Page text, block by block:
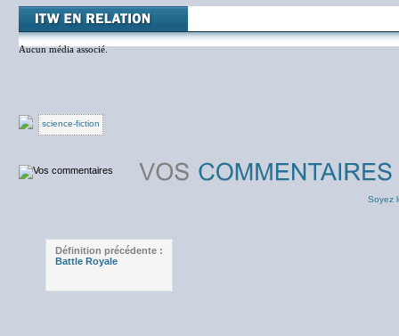
Aucun média associé.
science-fiction
Soyez
Définition précédente :
Battle Royale